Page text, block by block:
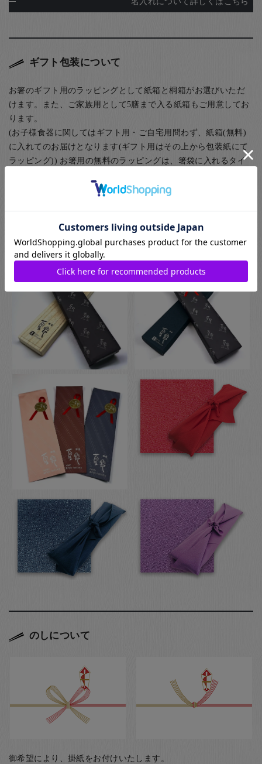
ギフト包装について
お箸のギフト用のラッピングとして紙箱と桐箱がお選びいただ
けます。また、ご家族用として5膳まで入る紙箱もご用意してお
ります。
(お子様食器に関してはギフト用・ご自宅用問わず、紙箱(無料)
に入れてのお届けとなります(ギフト用はその上から包装紙にて
ラッピング)) お箸用の無料のラッピングは、箸袋に入れるタイ
お箸用のギフトボックスをご注文いただいた方は、￥440-(税別)
でさらに風呂敷でのラッピングもご指定いただけます。日本の
伝統的な贈り物のスタイルで、お箸のプレゼントにぴったりな
包装です。
のしについて
御希望により、掛紙をお付けいたします。